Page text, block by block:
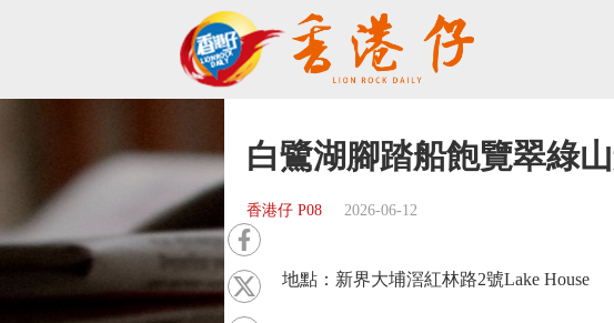
白鷺湖腳踏船飽覽翠綠
香港仔 P08 2026-06-12
地點：新界大埔滘紅林路2號Lake House